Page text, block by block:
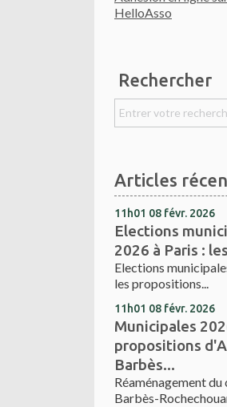
HelloAsso
Rechercher
Articles
11h01 08 févr. 2026
Elections
2026 à Paris :
Elections
les propositions...
11h01 08 févr. 2026
Municipales
propositions
Barbès...
Réaménagement
Barbès-